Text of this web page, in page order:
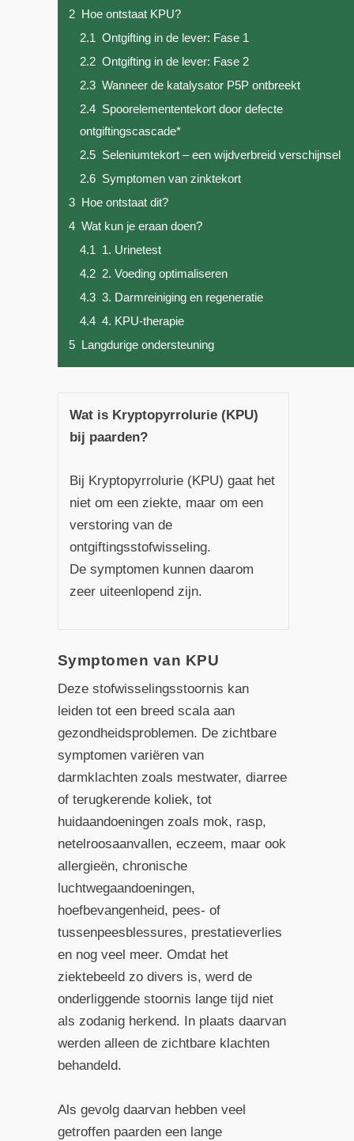
2 Hoe ontstaat KPU?
2.1 Ontgifting in de lever: Fase 1
2.2 Ontgifting in de lever: Fase 2
2.3 Wanneer de katalysator P5P ontbreekt
2.4 Spoorelemententekort door defecte
ontgiftingscascade*
2.5 Seleniumtekort – een wijdverbreid verschijnsel
2.6 Symptomen van zinktekort
3 Hoe ontstaat dit?
4 Wat kun je eraan doen?
4.1 1. Urinetest
4.2 2. Voeding optimaliseren
4.3 3. Darmreiniging en regeneratie
4.4 4. KPU-therapie
5 Langdurige ondersteuning
Wat is Kryptopyrrolurie (KPU)
bij paarden?
Bij Kryptopyrrolurie (KPU) gaat het
niet om een ziekte, maar om een
verstoring van de
ontgiftingsstofwisseling.
De symptomen kunnen daarom
zeer uiteenlopend zijn.
Symptomen van KPU
Deze stofwisselingsstoornis kan
leiden tot een breed scala aan
gezondheidsproblemen. De zichtbare
symptomen variëren van
darmklachten zoals mestwater, diarree
of terugkerende koliek, tot
huidaandoeningen zoals mok, rasp,
netelroosaanvallen, eczeem, maar ook
allergieën, chronische
luchtwegaandoeningen,
hoefbevangenheid, pees- of
tussenpeesblessures, prestatieverlies
en nog veel meer. Omdat het
ziektebeeld zo divers is, werd de
onderliggende stoornis lange tijd niet
als zodanig herkend. In plaats daarvan
werden alleen de zichtbare klachten
behandeld.
Als gevolg daarvan hebben veel
getroffen paarden een lange